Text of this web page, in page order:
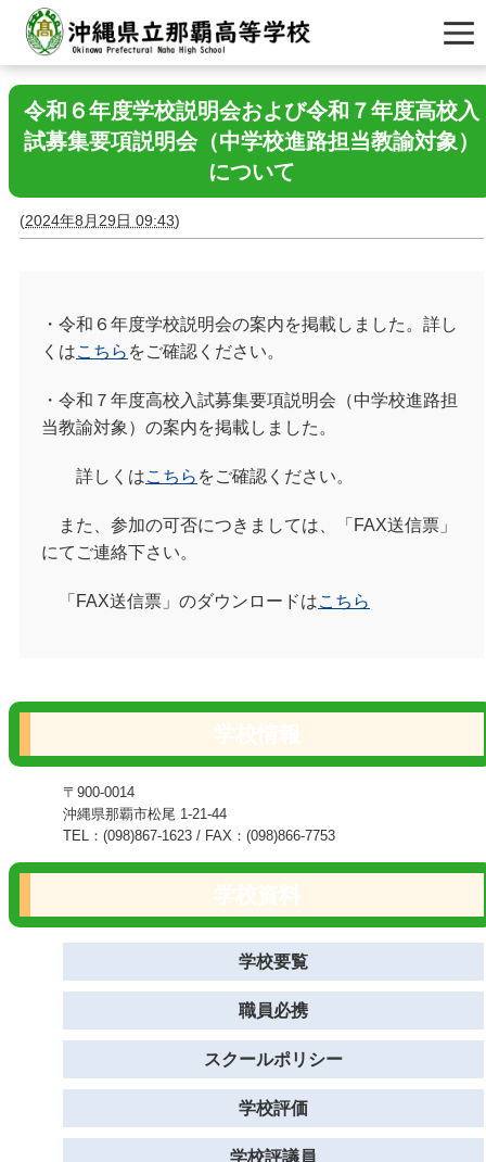
令和６年度学校説明会および令和７年度高校入
試募集要項説明会（中学校進路担当教諭対象）
について
(2024年8月29日 09:43)
・令和６年度学校説明会の案内を掲載しました。詳し
くはこちら をご確認ください。
・令和７年度高校入試募集要項説明会（中学校進路担
当教諭対象）の案内を掲載しました。
詳しくはこちら をご確認ください。
また、参加の可否につきましては、「 FAX送信票」
にてご連絡下さい。
「 FAX送信票」のダウンロードはこちら
〒900-0014
沖縄県那覇市松尾 1-21-44
TEL：(098)867-1623 / FAX：(098)866-7753
学校要覧
職員必携
スクールポリシー
学校評価
学校評議員